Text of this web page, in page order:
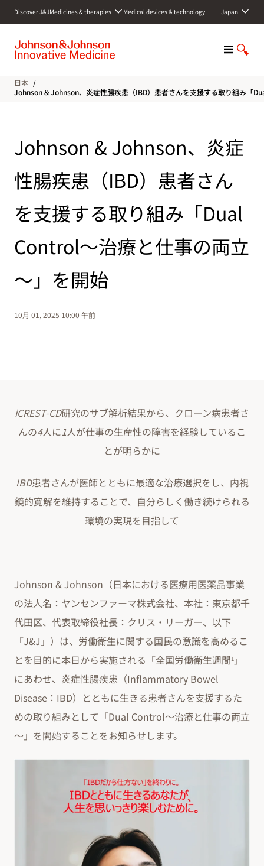
c
Discover J&JMedicines & therapies Medical devices & technology Japan
M
n
u
S
o
w
r
c
日本 /
Johnson & Johnson、炎症性腸疾患（IBD）患者さんを支援する取り組み「
Johnson & Johnson、炎症
性腸疾患（IBD）患者さん
を支援する取り組み「Dual
Control～治療と仕事の両立
～」を開始
10月 01, 2025 10:00 午前
iCREST-CD研究のサブ解析結果から、クローン病患者さ
んの4人に1人が仕事の生産性の障害を経験しているこ
とが明らかに
IBD患者さんが医師とともに最適な治療選択をし、内視
鏡的寛解を維持することで、自分らしく働き続けられる
環境の実現を目指して
Johnson & Johnson（日本における医療用医薬品事業
の法人名：ヤンセンファーマ株式会社、本社：東京都千
代田区、代表取締役社長：クリス・リーガー、以下
「J&J」）は、労働衛生に関する国民の意識を高めるこ
とを目的に本日から実施される「全国労働衛生週間1 」
にあわせ、炎症性腸疾患（Inflammatory Bowel
Disease：IBD）とともに生きる患者さんを支援するた
めの取り組みとして「Dual Control～治療と仕事の両立
～」を開始することをお知らせします。